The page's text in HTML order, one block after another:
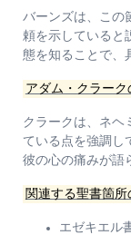
バーンズは、この
頼を示していると
態を知ることで、
アダム・クラーク
クラークは、ネヘ
ている点を強調し
彼の心の痛みが語
関連する聖書箇所
エゼキエル